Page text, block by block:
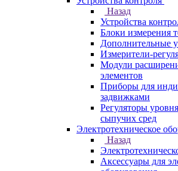
Назад
Устройства
Блоки измерения
Дополнительные
Измерители-
Модули
элементов
Приборы для
задвижками
Регуляторы
сыпучих сред
Электротехническое
Назад
Аксессуары для